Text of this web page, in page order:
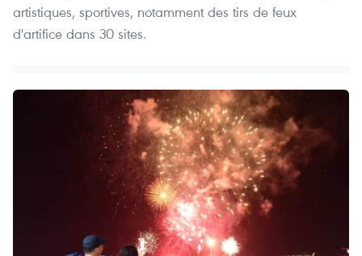
artistiques, sportives, notamment des tirs de feux
d'artifice dans 30 sites.